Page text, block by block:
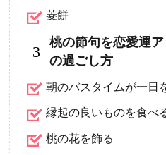
菱餅
3
桃の節句を恋愛運
の過ごし方
朝のバスタイムが一日
縁起の良いものを食べ
桃の花を飾る